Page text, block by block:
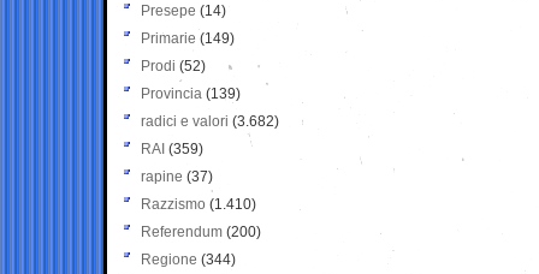
Presepe (14)
Primarie (149)
Prodi (52)
Provincia (139)
radici e valori (3.682)
RAI (359)
rapine (37)
Razzismo (1.410)
Referendum (200)
Regione (344)